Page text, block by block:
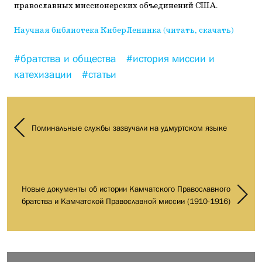
православных миссионерских объединений США.
Научная библиотека КиберЛенинка (читать, скачать)
#братства и общества
#история миссии и
катехизации
#статьи
Поминальные службы зазвучали на удмуртском языке
Новые документы об истории Камчатского Православного
братства и Камчатской Православной миссии (1910-1916)